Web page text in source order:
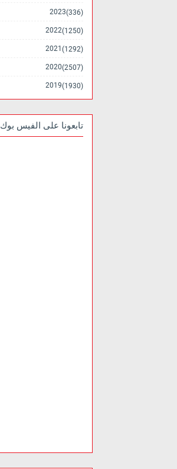
2023 (336)
2022 (1250)
2021 (1292)
2020 (2507)
2019 (1930)
تابعونا على الفيس بوك